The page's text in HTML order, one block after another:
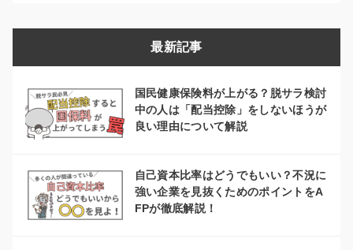
最新記事
国民健康保険料が上がる？脱サラ検討
中の人は「配当控除」をしないほうが
良い理由について解説
自己資本比率はどうでもいい？不況に
強い企業を見抜くためのポイントをA
FPが徹底解説！